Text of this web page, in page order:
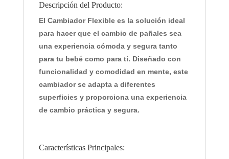
Descripción del Producto:
El Cambiador Flexiblees la solución ideal
para hacer que el cambio de pañales sea
una experiencia cómoda y segura tanto
para tu bebé como para ti. Diseñado con
funcionalidad y comodidad en mente, este
cambiador se adapta a diferentes
superficies y proporciona una experiencia
de cambio práctica y segura.
Características Principales: